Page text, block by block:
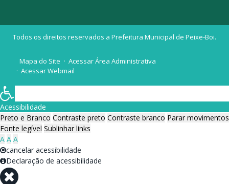
Todos os direitos reservados a Prefeitura Municipal de Peixe-Boi.
Mapa do Site
Acessar Área Administrativa
Acessar Webmail
Acessibilidade
Preto e Branco Contraste preto Contraste branco Parar movimentos
Fonte legível Sublinhar links
A A A
cancelar acessibilidade
Declaração de acessibilidade